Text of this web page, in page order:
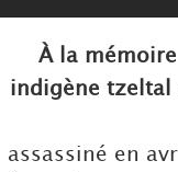
À la
indigène tzeltal
assassiné en